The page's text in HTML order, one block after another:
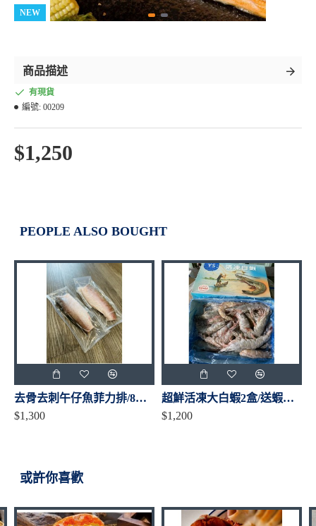
NEW
商品描述
$1,250
有現貨
編號: 00209
PEOPLE ALSO BOUGHT
去骨去刺午仔魚菲力排/8片入
$1,300
超鮮活凍大白蝦2盒/送蝦枝花丸1包（加碼更大盒）
$1,200
或許你喜歡